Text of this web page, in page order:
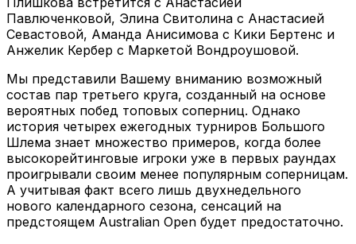
Павлюченковой, Элина Свитолина с Анастасией
Севастовой, Аманда Анисимова с Кики Бертенс и
Анжелик Кербер с Маркетой Вондроушовой.
Мы представили Вашему вниманию возможный
состав пар третьего круга, созданный на основе
вероятных побед топовых соперниц. Однако
история четырех ежегодных турниров Большого
Шлема знает множество примеров, когда более
высокорейтинговые игроки уже в первых раундах
проигрывали своим менее популярным соперницам.
А учитывая факт всего лишь двухнедельного
нового календарного сезона, сенсаций на
предстоящем Australian Open будет предостаточно.